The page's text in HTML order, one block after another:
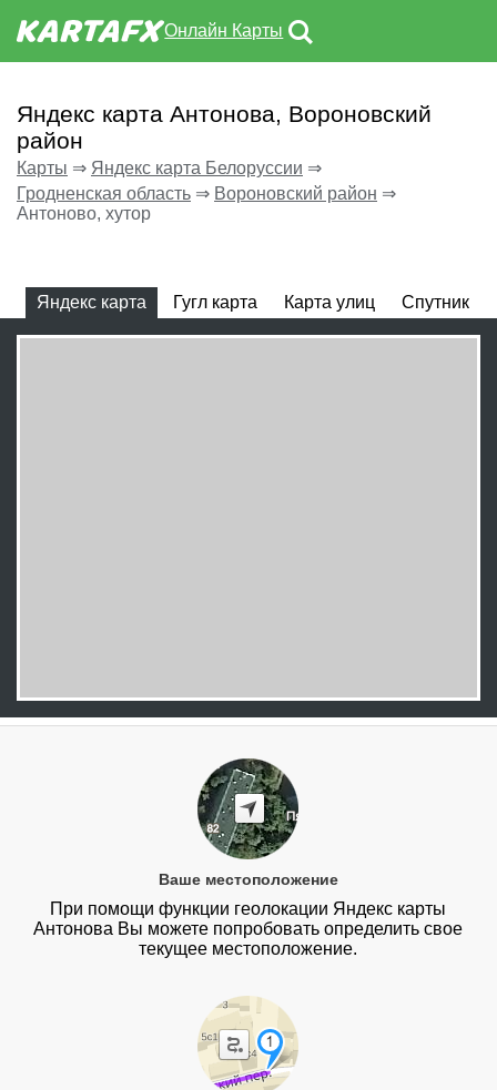
Онлайн Карты
Яндекс карта Антонова, Вороновский
район
Карты ⇒ Яндекс карта Белоруссии ⇒
Гродненская область ⇒ Вороновский район ⇒
Антоново, хутор
Яндекс карта Гугл карта Карта улиц Спутник
Ваше местоположение
При помощи функции геолокации Яндекс карты
Антонова Вы можете попробовать определить свое
текущее местоположение.